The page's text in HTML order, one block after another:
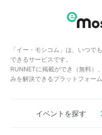
「イー・モシコム」は、いつで
できるサービスです。
RUNNETに掲載ができ（無料）
みを解決できるプラットフォーム
イベントを探す